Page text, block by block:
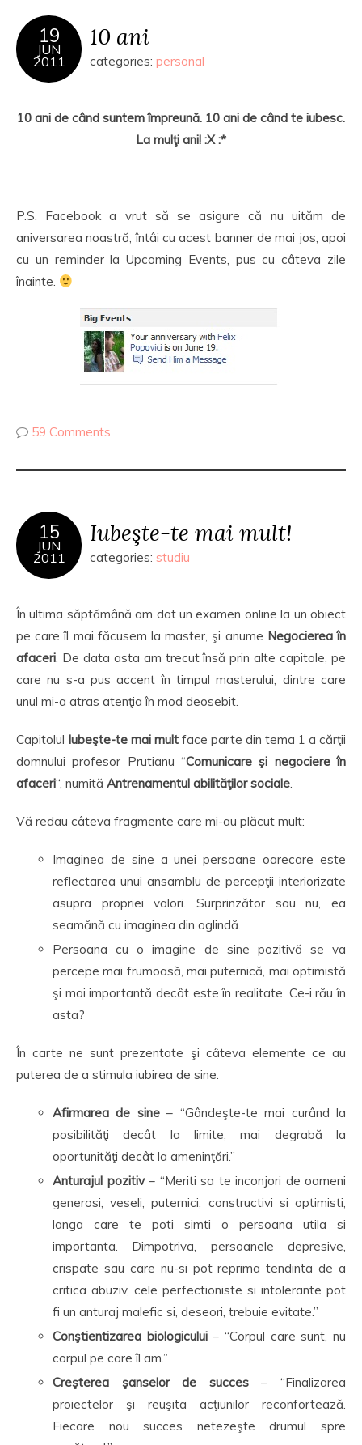
19
JUN
2011
10 ani
categories: personal
10 ani de când suntem împreună. 10 ani de când te iubesc.
La mulţi ani! :X :*
P.S. Facebook a vrut să se asigure că nu uităm de
aniversarea noastră, întâi cu acest banner de mai jos, apoi
cu un reminder la Upcoming Events, pus cu câteva zile
înainte.
59 Comments
15
JUN
2011
Iubeşte-te mai mult!
categories: studiu
În ultima săptămână am dat un examen online la un obiect
pe care îl mai făcusem la master, şi anume Negocierea în
afaceri. De data asta am trecut însă prin alte capitole, pe
care nu s-a pus accent în timpul masterului, dintre care
unul mi-a atras atenţia în mod deosebit.
Capitolul Iubeşte-te mai mult face parte din tema 1 a cărţii
domnului profesor Prutianu “Comunicare şi negociere în
afaceri“, numită Antrenamentul abilităţilor sociale.
Vă redau câteva fragmente care mi-au plăcut mult:
Imaginea de sine a unei persoane oarecare este
reflectarea unui ansamblu de percepţii interiorizate
asupra propriei valori. Surprinzător sau nu, ea
seamănă cu imaginea din oglindă.
Persoana cu o imagine de sine pozitivă se va
percepe mai frumoasă, mai puternică, mai optimistă
şi mai importantă decât este în realitate. Ce-i rău în
asta?
În carte ne sunt prezentate şi câteva elemente ce au
puterea de a stimula iubirea de sine.
Afirmarea de sine– “Gândeşte-te mai curând la
posibilităţi decât la limite, mai degrabă la
oportunităţi decât la ameninţări.”
Anturajul pozitiv– “Meriti sa te inconjori de oameni
generosi, veseli, puternici, constructivi si optimisti,
langa care te poti simti o persoana utila si
importanta. Dimpotriva, persoanele depresive,
crispate sau care nu-si pot reprima tendinta de a
critica abuziv, cele perfectioniste si intolerante pot
fi un anturaj malefic si, deseori, trebuie evitate.”
Conştientizarea biologicului– “Corpul care sunt, nu
corpul pe care îl am.”
Creşterea şanselor de succes– “Finalizarea
proiectelor şi reuşita acţiunilor reconfortează.
Fiecare nou succes netezeşte drumul spre